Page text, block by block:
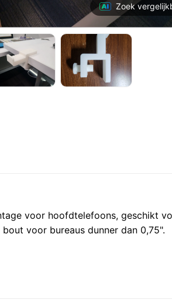
Zoek
voor hoofdtelefoons, geschikt
voor bureaus dunner dan 0,75".